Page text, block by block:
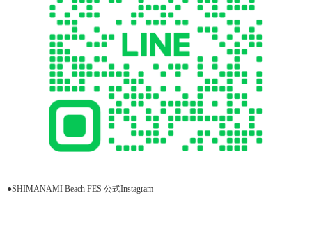
●SHIMANAMI Beach FES 公式Instagram